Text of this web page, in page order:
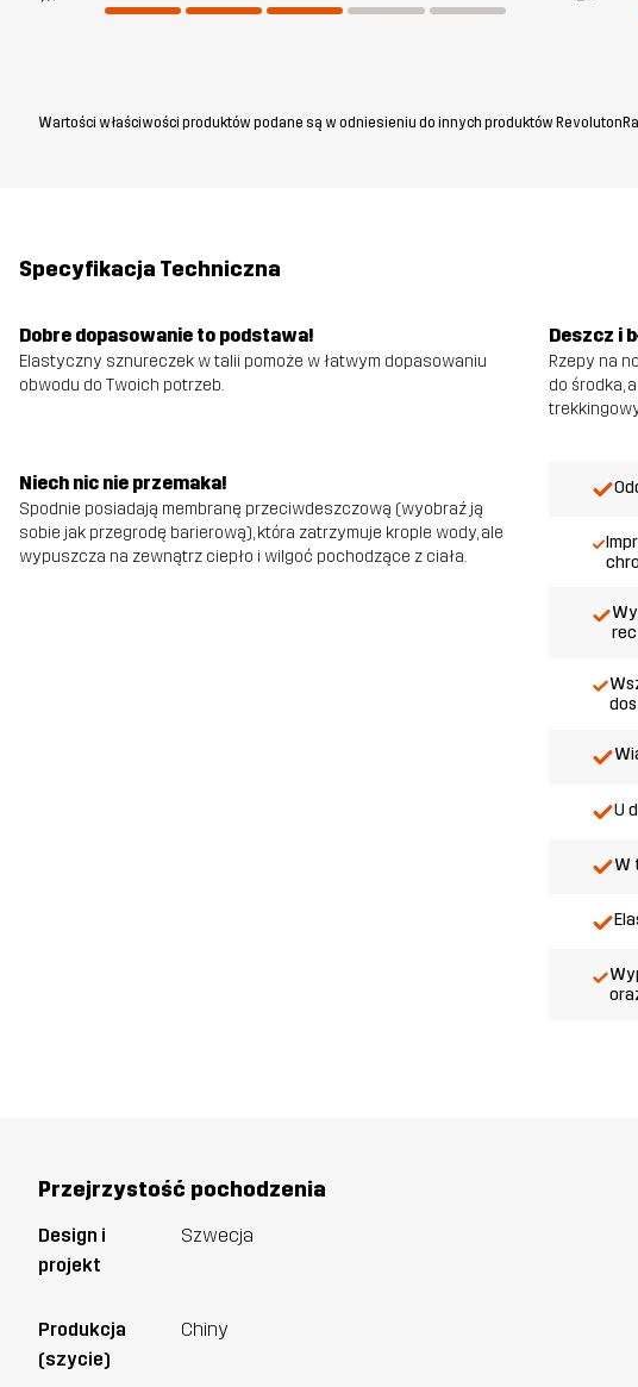
Wartości właściwości produktów podane są w odniesieniu do innych produktów
Specyfikacja Techniczna
Dobre dopasowanie to podstawa!
Elastyczny sznureczek w talii pomoże w łatwym dopasowaniu
obwodu do Twoich potrzeb.
Deszcz i
Rzepy na
do środka,
Niech nic nie przemaka!
Spodnie posiadają membranę przeciwdeszczową (wyobraź ją
sobie jak przegrodę barierową), która zatrzymuje krople wody, ale
wypuszcza na zewnątrz ciepło i wilgoć pochodzące z ciała.
U
W
Przejrzystość pochodzenia
Design i
projekt
Szwecja
Produkcja
(szycie)
Chiny